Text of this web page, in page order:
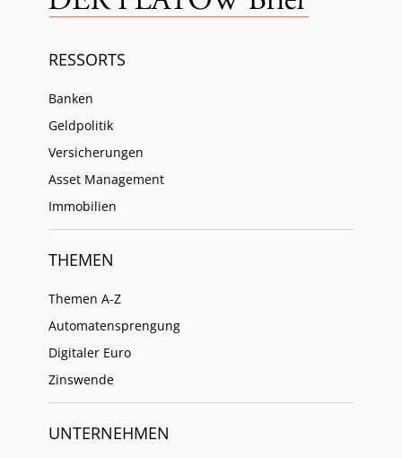
RESSORTS
Banken
Geldpolitik
Versicherungen
Asset Management
Immobilien
THEMEN
Themen A-Z
Automatensprengung
Digitaler Euro
Zinswende
UNTERNEHMEN